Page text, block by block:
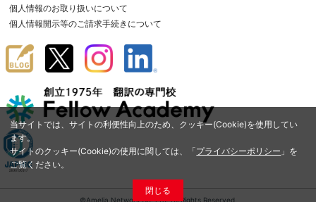
当サイトでは、サイトの利便性向上のため、クッキー(Cookie)を使用してい
ます。
サイトのクッキー(Cookie)の使用に関しては、「プライバシーポリシー 」を
ご覧ください。
閉じる
個人情報のお取り扱いについて
個人情報開示等のご請求手続きについて
©Amelia Network Co.,Ltd. All Rights Reserved.